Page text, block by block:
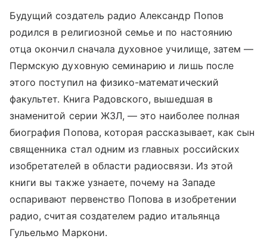
Будущий создатель радио Александр Попов
родился в религиозной семье и по настоянию
отца окончил сначала духовное училище, затем —
Пермскую духовную семинарию и лишь после
этого поступил на физико-математический
факультет. Книга Радовского, вышедшая в
знаменитой серии ЖЗЛ, — это наиболее полная
биография Попова, которая рассказывает, как сын
священника стал одним из главных российских
изобретателей в области радиосвязи. Из этой
книги вы также узнаете, почему на Западе
оспаривают первенство Попова в изобретении
радио, считая создателем радио итальянца
Гульельмо Маркони.